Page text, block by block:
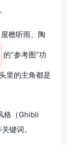
檐听雨、陶
的“参考图”功
里的主角都是
格（Ghibli
键词。